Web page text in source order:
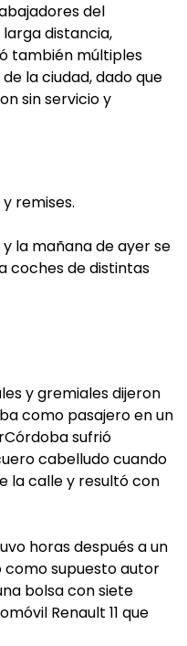
del
distancia,
también múltiples
la ciudad, dado que
sin servicio y
remises.
la mañana de ayer se
coches de distintas
y gremiales dijeron
como pasajero en un
sufrió
cabelludo cuando
la calle y resultó con
horas después a un
como supuesto autor
bolsa con siete
Renault 11 que